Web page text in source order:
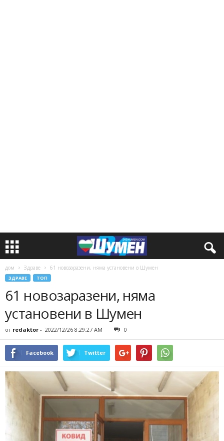
дом Здраве 61 новозаразени, няма установени в Шумен
ЗДРАВЕ ТОП
61 новозаразени, няма
установени в Шумен
от redaktor - 2022/12/26 8:29:27 AM 0
Facebook Twitter